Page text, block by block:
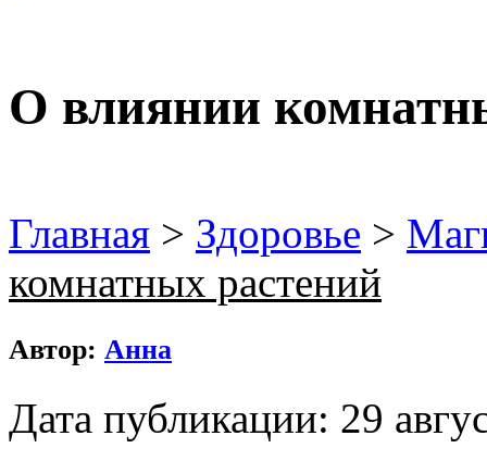
О влиянии
Главная > Здоровье >
комнатных растений
Автор: Анна
Дата публикации: 29